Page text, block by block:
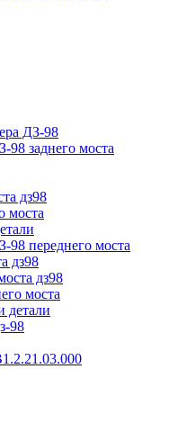
ДЗ-98
98 заднего моста
дз98
моста
98 переднего моста
дз98
дз98
моста
детали
98